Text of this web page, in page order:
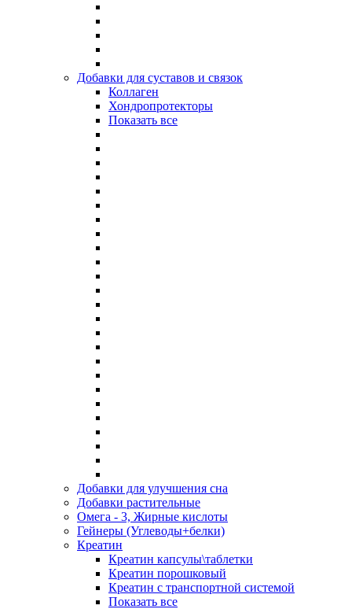
Добавки для суставов и связок
Коллаген
Хондропротекторы
Показать все
Добавки для улучшения сна
Добавки растительные
Омега - 3, Жирные кислоты
Гейнеры (Углеводы+белки)
Креатин
Креатин капсулы\таблетки
Креатин порошковый
Креатин с транспортной системой
Показать все